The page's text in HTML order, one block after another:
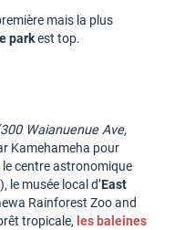
mais la plus
parkest top.
Waianuenue Ave,
Kamehameha pour
centre astronomique
), le musée local d’East
Rainforest Zoo and
tropicale, les baleines